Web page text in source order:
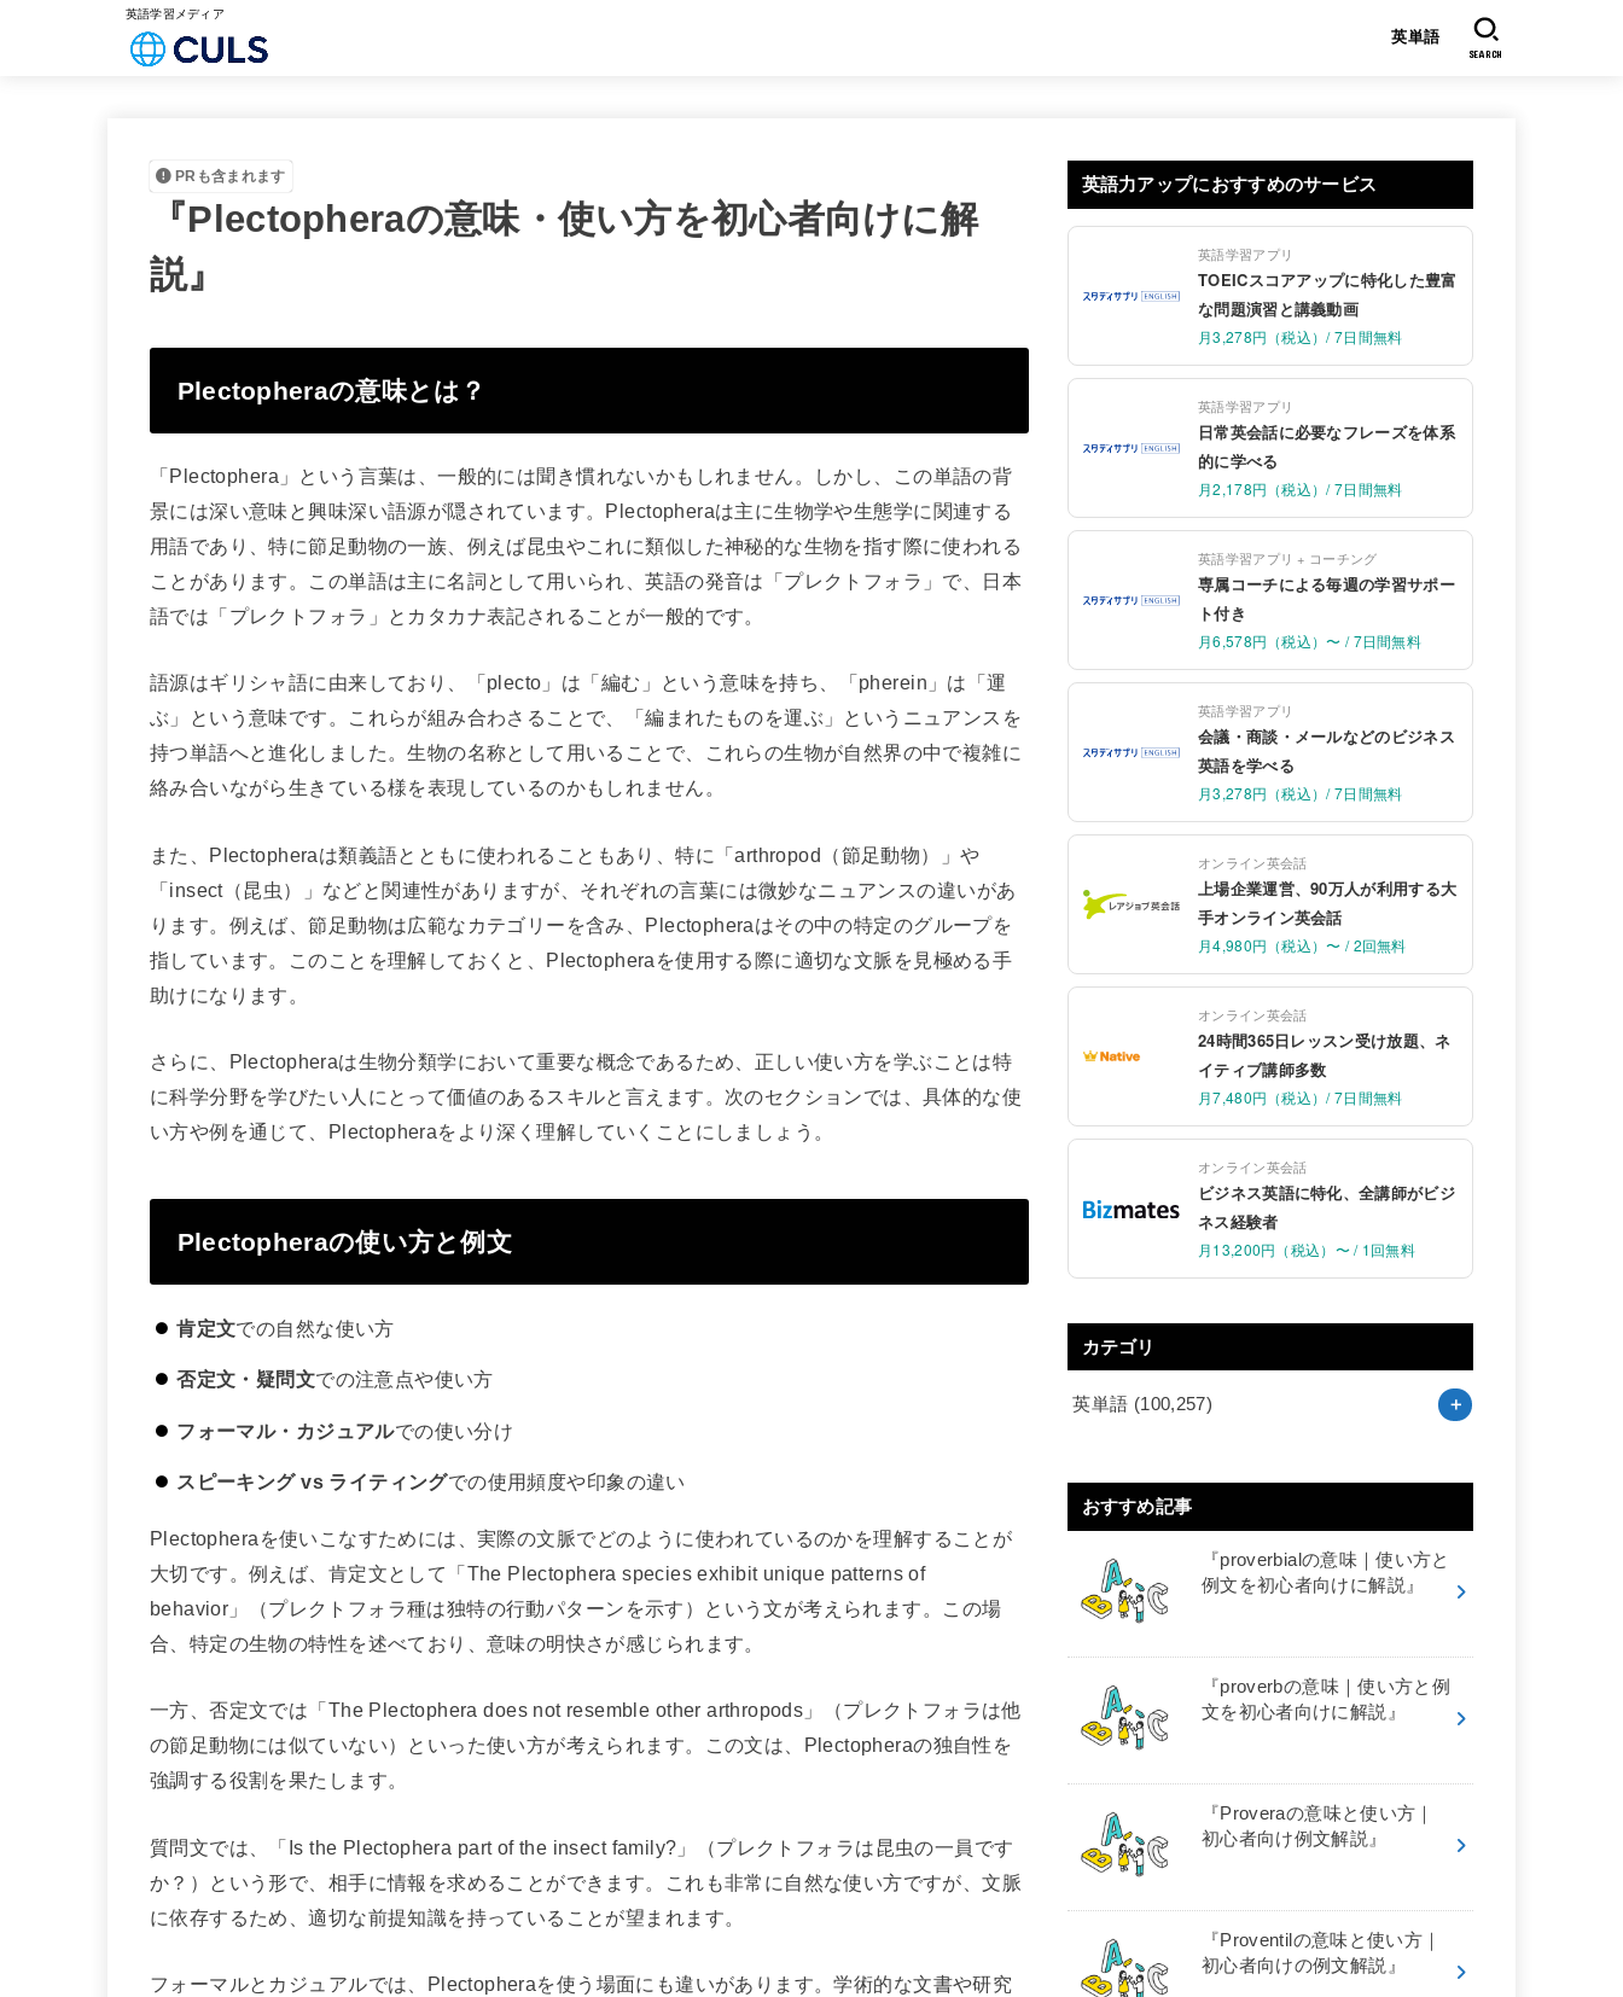
英語学習メディア
英単語
SEARCH
PRも含まれます
『Plectopheraの意味・使い方を初心者向けに解
説』
Plectopheraの意味とは？
「Plectophera」という言葉は、一般的には聞き慣れないかもしれません。しかし、この単語の背
景には深い意味と興味深い語源が隠されています。Plectopheraは主に生物学や生態学に関連する
用語であり、特に節足動物の一族、例えば昆虫やこれに類似した神秘的な生物を指す際に使われる
ことがあります。この単語は主に名詞として用いられ、英語の発音は「プレクトフォラ」で、日本
語では「プレクトフォラ」とカタカナ表記されることが一般的です。
語源はギリシャ語に由来しており、「plecto」は「編む」という意味を持ち、「pherein」は「運
ぶ」という意味です。これらが組み合わさることで、「編まれたものを運ぶ」というニュアンスを
持つ単語へと進化しました。生物の名称として用いることで、これらの生物が自然界の中で複雑に
絡み合いながら生きている様を表現しているのかもしれません。
また、Plectopheraは類義語とともに使われることもあり、特に「arthropod（節足動物）」や
「insect（昆虫）」などと関連性がありますが、それぞれの言葉には微妙なニュアンスの違いがあ
ります。例えば、節足動物は広範なカテゴリーを含み、Plectopheraはその中の特定のグループを
指しています。このことを理解しておくと、Plectopheraを使用する際に適切な文脈を見極める手
助けになります。
さらに、Plectopheraは生物分類学において重要な概念であるため、正しい使い方を学ぶことは特
に科学分野を学びたい人にとって価値のあるスキルと言えます。次のセクションでは、具体的な使
い方や例を通じて、Plectopheraをより深く理解していくことにしましょう。
Plectopheraの使い方と例文
肯定文での自然な使い方
否定文・疑問文での注意点や使い方
フォーマル・カジュアルでの使い分け
スピーキング vs ライティングでの使用頻度や印象の違い
Plectopheraを使いこなすためには、実際の文脈でどのように使われているのかを理解することが
大切です。例えば、肯定文として「The Plectophera species exhibit unique patterns of
behavior」（プレクトフォラ種は独特の行動パターンを示す）という文が考えられます。この場
合、特定の生物の特性を述べており、意味の明快さが感じられます。
一方、否定文では「The Plectophera does not resemble other arthropods」（プレクトフォラは他
の節足動物には似ていない）といった使い方が考えられます。この文は、Plectopheraの独自性を
強調する役割を果たします。
質問文では、「Is the Plectophera part of the insect family?」（プレクトフォラは昆虫の一員です
か？）という形で、相手に情報を求めることができます。これも非常に自然な使い方ですが、文脈
に依存するため、適切な前提知識を持っていることが望まれます。
フォーマルとカジュアルでは、Plectopheraを使う場面にも違いがあります。学術的な文書や研究
英語力アップにおすすめのサービス
英語学習アプリ
TOEICスコアアップに特化した豊富
な問題演習と講義動画
月3,278円（税込）/ 7日間無料
英語学習アプリ
日常英会話に必要なフレーズを体系
的に学べる
月2,178円（税込）/ 7日間無料
英語学習アプリ + コーチング
専属コーチによる毎週の学習サポー
ト付き
月6,578円（税込）〜 / 7日間無料
英語学習アプリ
会議・商談・メールなどのビジネス
英語を学べる
月3,278円（税込）/ 7日間無料
オンライン英会話
上場企業運営、90万人が利用する大
手オンライン英会話
月4,980円（税込）〜 / 2回無料
オンライン英会話
24時間365日レッスン受け放題、ネ
イティブ講師多数
月7,480円（税込）/ 7日間無料
オンライン英会話
ビジネス英語に特化、全講師がビジ
ネス経験者
月13,200円（税込）〜 / 1回無料
カテゴリ
英単語 (100,257)
おすすめ記事
『proverbialの意味｜使い方と
例文を初心者向けに解説』
『proverbの意味｜使い方と例
文を初心者向けに解説』
『Proveraの意味と使い方｜
初心者向け例文解説』
『Proventilの意味と使い方｜
初心者向けの例文解説』